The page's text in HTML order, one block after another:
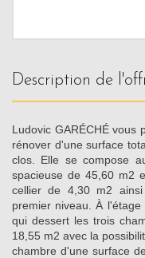
description de
Ludovic GARÉCHÉ vous
rénover d'une surface
clos. Elle se compose
spacieuse de 45,60 m2
cellier de 4,30 m2
premier niveau. À
qui dessert les trois
18,55 m2 avec la
chambre d'une surface